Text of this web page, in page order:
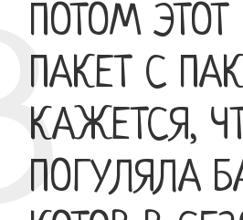
ПОТОМ
ПАКЕТ С
КАЖЕТСЯ,
ПОГУЛЯЛА
В